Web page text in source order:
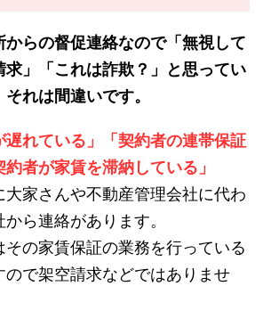
からの督促連絡なので「無視して
求」「これは詐欺？」と思ってい
れは間違いです。
遅れている」「契約者の連帯保証
者が家賃を滞納している」
大家さんや不動産管理会社に代わ
ら連絡があります。
その家賃保証の業務を行っている
ので架空請求などではありませ